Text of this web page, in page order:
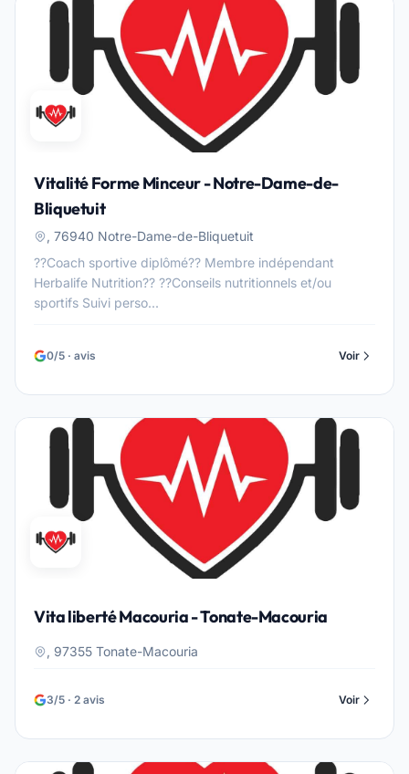
Vitalité Forme Minceur - Notre-Dame-de-
Bliquetuit
, 76940 Notre-Dame-de-Bliquetuit
??Coach sportive diplômé?? Membre indépendant
Herbalife Nutrition?? ??Conseils nutritionnels et/ou
sportifs Suivi perso...
0/5 · avis Voir
Vita liberté Macouria - Tonate-Macouria
, 97355 Tonate-Macouria
3/5 · 2 avis Voir